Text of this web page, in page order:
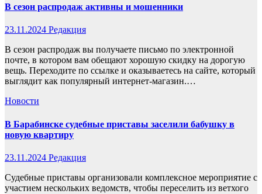
В сезон распродаж активны и мошенники
23.11.2024 Редакция
В сезон распродаж вы получаете письмо по электронной
почте, в котором вам обещают хорошую скидку на дорогую
вещь. Переходите по ссылке и оказываетесь на сайте, который
выглядит как популярный интернет-магазин.…
Новости
В Барабинске судебные приставы заселили бабушку в
новую квартиру
23.11.2024 Редакция
Судебные приставы организовали комплексное мероприятие с
участием нескольких ведомств, чтобы переселить из ветхого